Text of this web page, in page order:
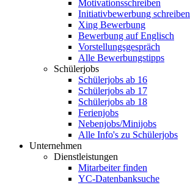
Motivationsschreiben
Initiativbewerbung schreiben
Xing Bewerbung
Bewerbung auf Englisch
Vorstellungsgespräch
Alle Bewerbungstipps
Schülerjobs
Schülerjobs ab 16
Schülerjobs ab 17
Schülerjobs ab 18
Ferienjobs
Nebenjobs/Minijobs
Alle Info's zu Schülerjobs
Unternehmen
Dienstleistungen
Mitarbeiter finden
YC-Datenbanksuche